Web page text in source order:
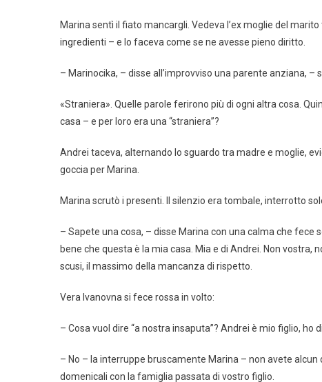
Marina sentì il fiato mancargli. Vedeva l’ex moglie del
ingredienti – e lo faceva come se ne avesse pieno diritto.
– Marinocika, – disse all’improvviso una parente anziana, –
«Straniera». Quelle parole ferirono più di ogni altra cosa.
casa – e per loro era una “straniera”?
Andrei taceva, alternando lo sguardo tra madre e moglie,
goccia per Marina.
Marina scrutò i presenti. Il silenzio era tombale, interrotto
– Sapete una cosa, – disse Marina con una calma che fece
bene che questa è la mia casa. Mia e di Andrei. Non
scusi, il massimo della mancanza di rispetto.
Vera Ivanovna si fece rossa in volto:
– Cosa vuol dire “a nostra insaputa”? Andrei è mio figlio, ho
– No – la interruppe bruscamente Marina – non avete
domenicali con la famiglia passata di vostro figlio.